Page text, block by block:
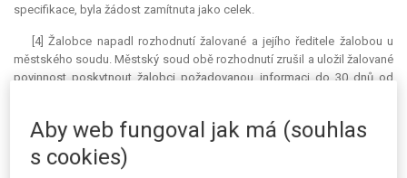
specifikace, byla žádost zamítnuta jako celek.
[4] Žalobce napadl rozhodnutí žalované a jejího ředitele žalobou u
městského soudu. Městský soud obě rozhodnutí zrušil a uložil žalované
povinnost poskytnout žalobci požadovanou informaci do 30 dnů od
odmítnutí žádosti o poskytnutí informace. Žalovaná je dle městského
soudu povinnou osobou ve smyslu zákona o svobodném přístupu k
informacím a požadované informace se vztahovaly k její působnosti,
Aby web fungoval jak má (souhlas
s cookies)